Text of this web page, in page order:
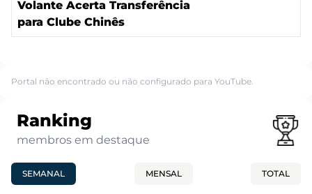
Volante Acerta Transferência
para Clube Chinês
Portal não encontrado ou não configurado para YouTube.
Ranking
membros em destaque
SEMANAL MENSAL TOTAL